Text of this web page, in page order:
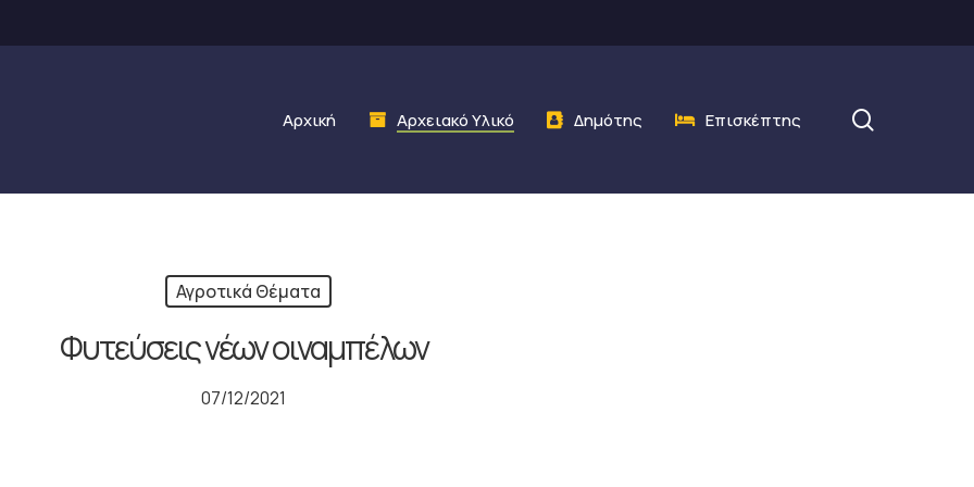
Αρχική Αρχειακό Υλικό Δημότης Επισκέπτης
Αγροτικά Θέματα
Φυτεύσεις νέων οιναμπέλων
07/12/2021